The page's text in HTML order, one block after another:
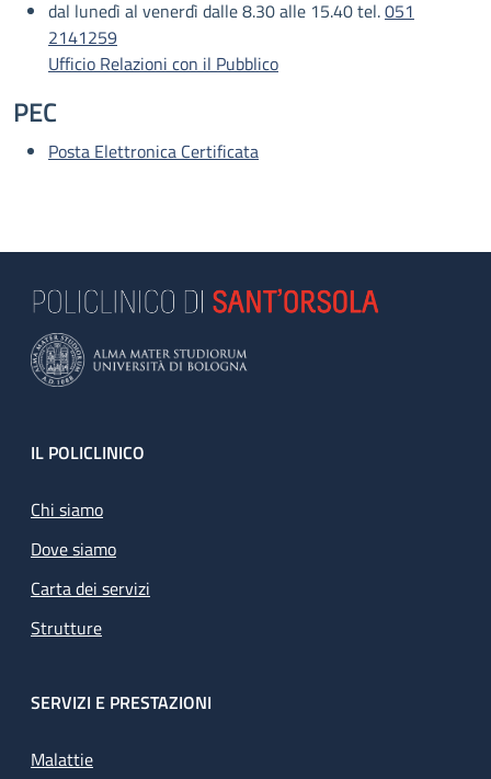
dal lunedì al venerdì dalle 8.30 alle 15.40 tel.051
2141259
Ufficio Relazioni con il Pubblico
PEC
Posta Elettronica Certificata
Footer
IL POLICLINICO
Chi siamo
Dove siamo
Carta dei servizi
Strutture
SERVIZI E PRESTAZIONI
Malattie